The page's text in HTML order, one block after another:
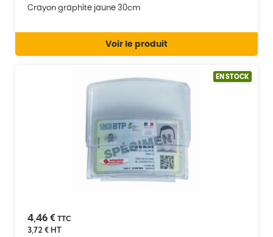
Crayon graphite jaune 30cm
Voir le produit
EN STOCK
4,46 € TTC
3,72 €HT